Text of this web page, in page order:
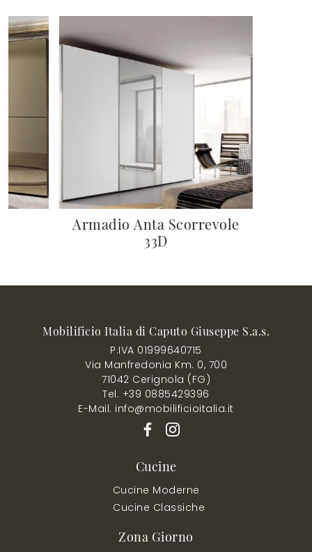
Armadio Anta Scorrevole
33D
Mobilificio Italia di Caputo Giuseppe S.a.s.
P.IVA 01999640715
Via Manfredonia Km. 0, 700
71042 Cerignola (FG)
Tel. +39 0885429396
E-Mail. info@mobilificioitalia.it
Cucine
Cucine Moderne
Cucine Classiche
Zona Giorno